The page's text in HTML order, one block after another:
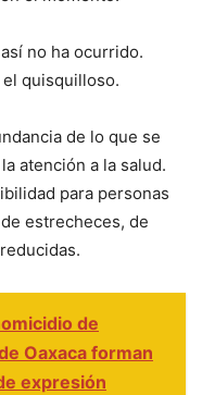
no ha ocurrido.
quisquilloso.
de lo que se
atención a la salud.
para personas
estrecheces, de
de
Oaxaca forman
expresión